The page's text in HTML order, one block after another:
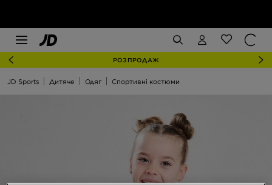
РОЗПРОДАЖ
JD Sports Дитяче Одяг Cпортивні костюми